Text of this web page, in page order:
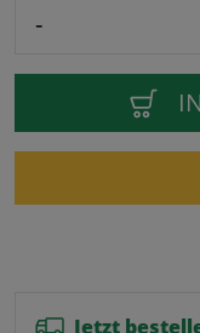
-
Jetzt